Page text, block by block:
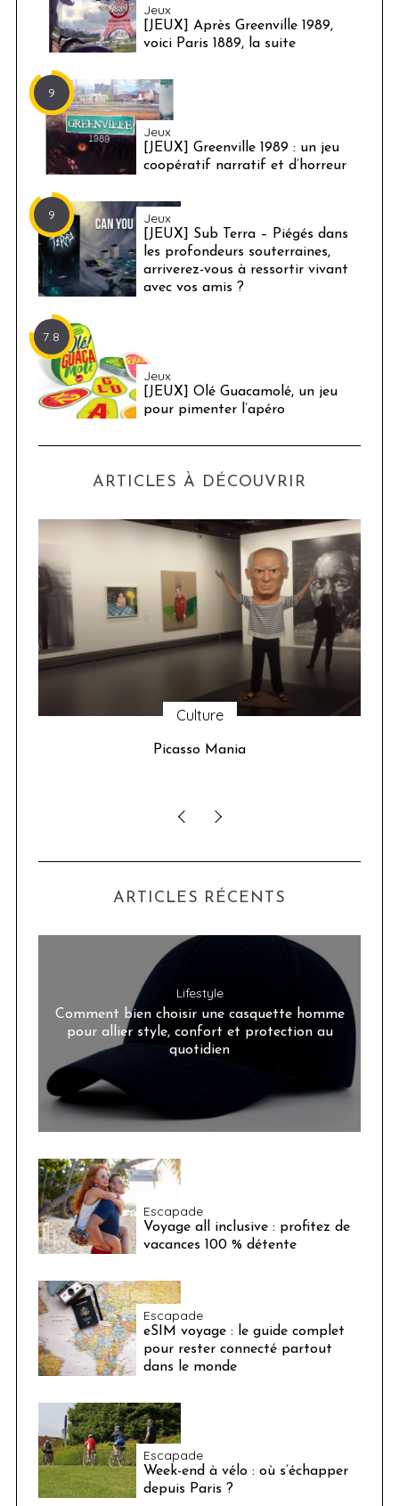
Jeux
[JEUX] Après Greenville 1989,
voici Paris 1889, la suite
9
Jeux
[JEUX] Greenville 1989 : un jeu
coopératif narratif et d’horreur
9 Jeux
[JEUX] Sub Terra – Piégés dans
les profondeurs souterraines,
arriverez-vous à ressortir vivant
avec vos amis ?
7.8
Jeux
[JEUX] Olé Guacamolé, un jeu
pour pimenter l’apéro
ARTICLES À DÉCOUVRIR
Culture
Picasso Mania
ARTICLES RÉCENTS
Lifestyle
Comment bien choisir une casquette homme
pour allier style, confort et protection au
quotidien
Escapade
Voyage all inclusive : profitez de
vacances 100 % détente
Escapade
eSIM voyage : le guide complet
pour rester connecté partout
dans le monde
Escapade
Week-end à vélo : où s’échapper
depuis Paris ?